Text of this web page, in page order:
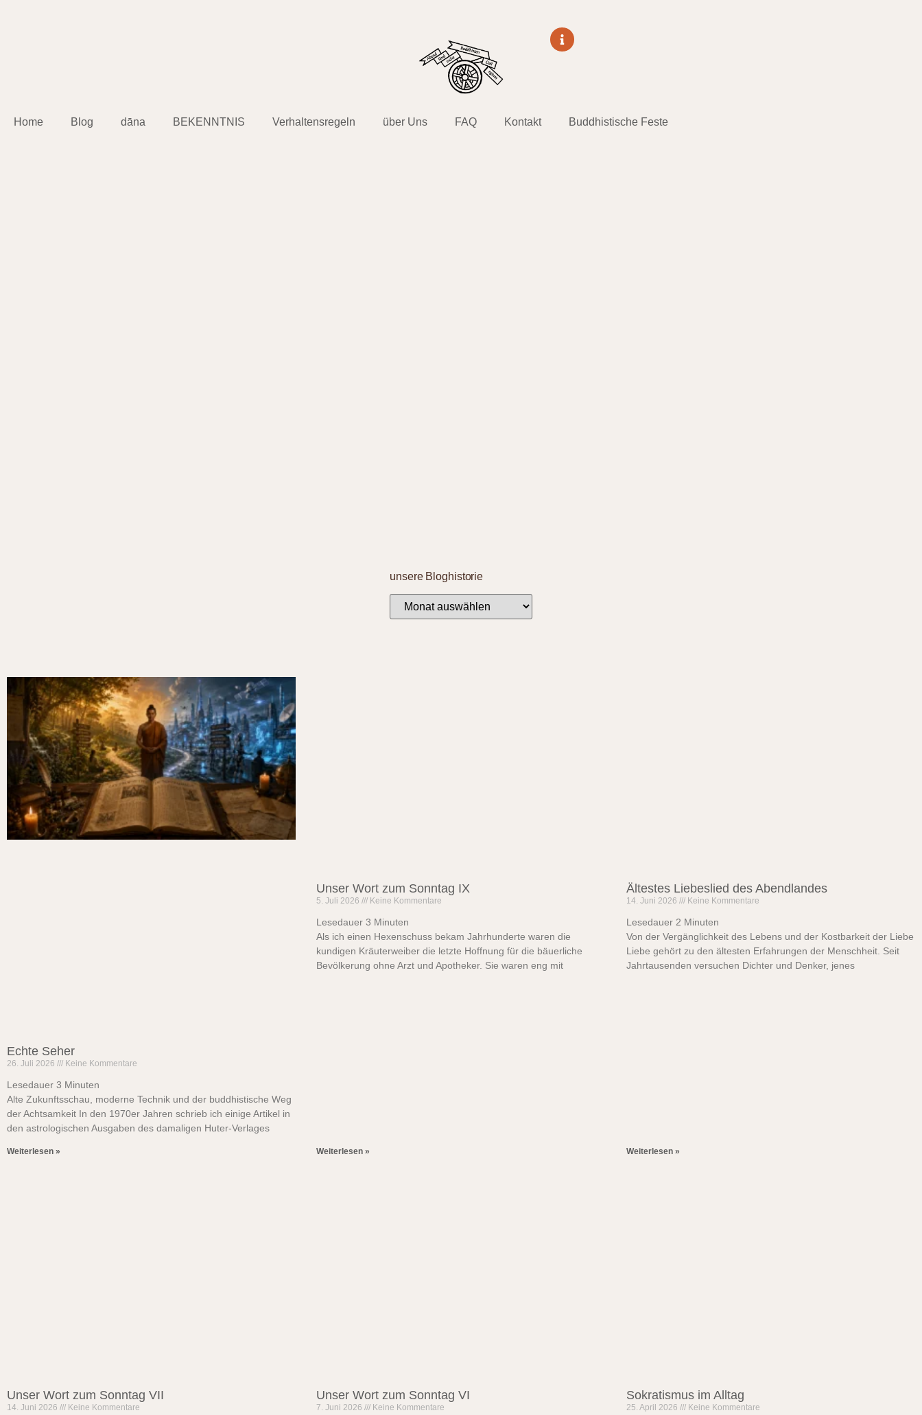
Home Blog dāna BEKENNTNIS Verhaltensregeln über Uns FAQ Kontakt Buddhistische Feste
unsere Bloghistorie
Echte Seher
26. Juli 2026 Keine Kommentare
Lesedauer 3 Minuten
Alte Zukunftsschau, moderne Technik und der buddhistische Weg
der Achtsamkeit In den 1970er Jahren schrieb ich einige Artikel in
den astrologischen Ausgaben des damaligen Huter-Verlages
Weiterlesen »
Unser Wort zum Sonntag IX
5. Juli 2026 Keine Kommentare
Lesedauer 3 Minuten
Als ich einen Hexenschuss bekam Jahrhunderte waren die
kundigen Kräuterweiber die letzte Hoffnung für die bäuerliche
Bevölkerung ohne Arzt und Apotheker. Sie waren eng mit
Weiterlesen »
Ältestes Liebeslied des Abendlandes
14. Juni 2026 Keine Kommentare
Lesedauer 2 Minuten
Von der Vergänglichkeit des Lebens und der Kostbarkeit der Liebe
Liebe gehört zu den ältesten Erfahrungen der Menschheit. Seit
Jahrtausenden versuchen Dichter und Denker, jenes
Weiterlesen »
Unser Wort zum Sonntag VII
14. Juni 2026 Keine Kommentare
Unser Wort zum Sonntag VI
7. Juni 2026 Keine Kommentare
Sokratismus im Alltag
25. April 2026 Keine Kommentare